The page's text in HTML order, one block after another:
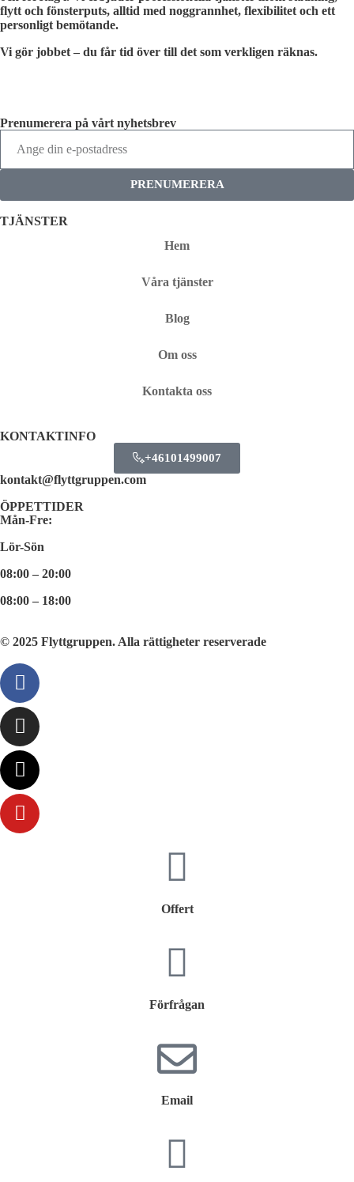
flytt och fönsterputs, alltid med noggrannhet, flexibilitet och ett
personligt bemötande.
Vi gör jobbet – du får tid över till det som verkligen räknas.
Prenumerera på vårt nyhetsbrev
PRENUMERERA
TJÄNSTER
Hem
Våra tjänster
Blog
Om oss
Kontakta oss
KONTAKTINFO
+46101499007
kontakt@flyttgruppen.com
ÖPPETTIDER
Mån-Fre:
Lör-Sön
08:00 – 20:00
08:00 – 18:00
© 2025 Flyttgruppen. Alla rättigheter reserverade
Offert
Förfrågan
Email